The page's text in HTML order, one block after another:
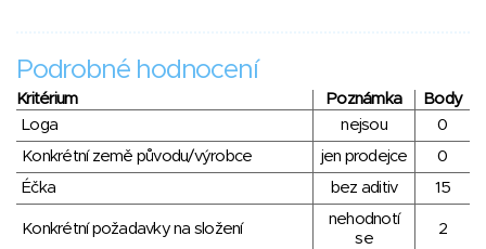
Podrobné hodnocení
Kritérium Poznámka
Body
Loga
nejsou
0
Konkrétní země původu/výrobce
jen prodejce
0
Éčka
bez aditiv 15
Konkrétní požadavky na složení
nehodnotí
se
2